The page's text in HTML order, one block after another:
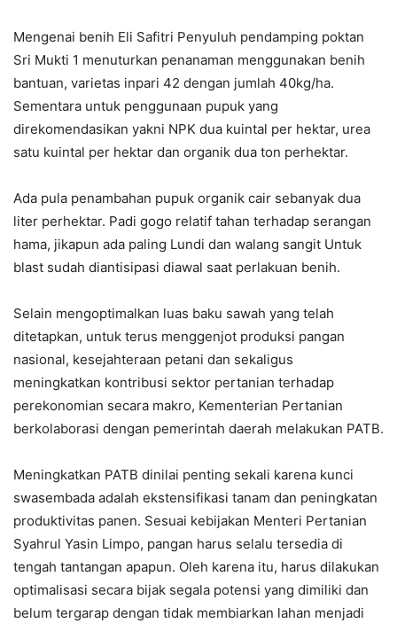
Mengenai benih Eli Safitri Penyuluh pendamping poktan
Sri Mukti 1 menuturkan penanaman menggunakan benih
bantuan, varietas inpari 42 dengan jumlah 40kg/ha.
Sementara untuk penggunaan pupuk yang
direkomendasikan yakni NPK dua kuintal per hektar, urea
satu kuintal per hektar dan organik dua ton perhektar.
Ada pula penambahan pupuk organik cair sebanyak dua
liter perhektar. Padi gogo relatif tahan terhadap serangan
hama, jikapun ada paling Lundi dan walang sangit Untuk
blast sudah diantisipasi diawal saat perlakuan benih.
Selain mengoptimalkan luas baku sawah yang telah
ditetapkan, untuk terus menggenjot produksi pangan
nasional, kesejahteraan petani dan sekaligus
meningkatkan kontribusi sektor pertanian terhadap
perekonomian secara makro, Kementerian Pertanian
berkolaborasi dengan pemerintah daerah melakukan PATB.
Meningkatkan PATB dinilai penting sekali karena kunci
swasembada adalah ekstensifikasi tanam dan peningkatan
produktivitas panen. Sesuai kebijakan Menteri Pertanian
Syahrul Yasin Limpo, pangan harus selalu tersedia di
tengah tantangan apapun. Oleh karena itu, harus dilakukan
optimalisasi secara bijak segala potensi yang dimiliki dan
belum tergarap dengan tidak membiarkan lahan menjadi